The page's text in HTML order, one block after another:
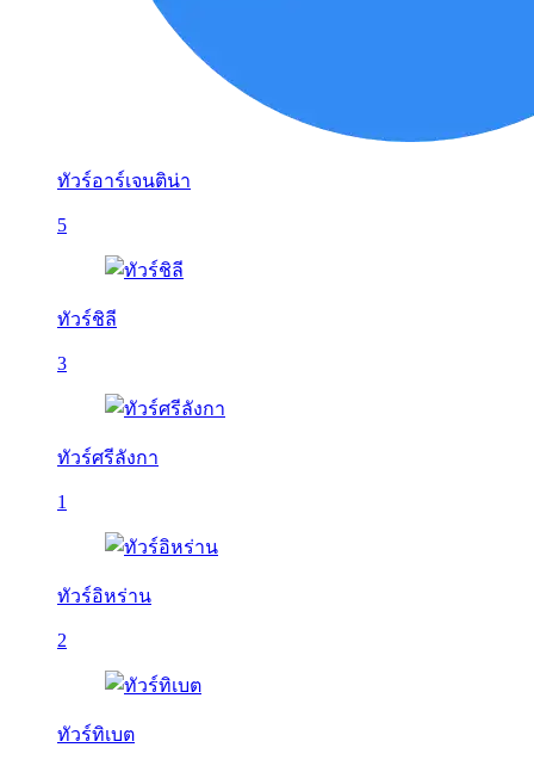
ทัวร์อาร์เจนติน่า
5
ทัวร์ชิลี
3
ทัวร์ศรีลังกา
1
ทัวร์อิหร่าน
2
ทัวร์ทิเบต